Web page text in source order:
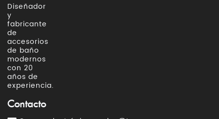
Diseñador
y
fabricante
de
accesorios
de baño
modernos
con 20
años de
experiencia.
Contacto